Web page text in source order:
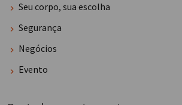
Seu corpo, sua escolha
Segurança
Negócios
Evento